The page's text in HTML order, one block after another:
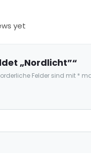
yet
„Nordlicht”“
Felder sind mit *